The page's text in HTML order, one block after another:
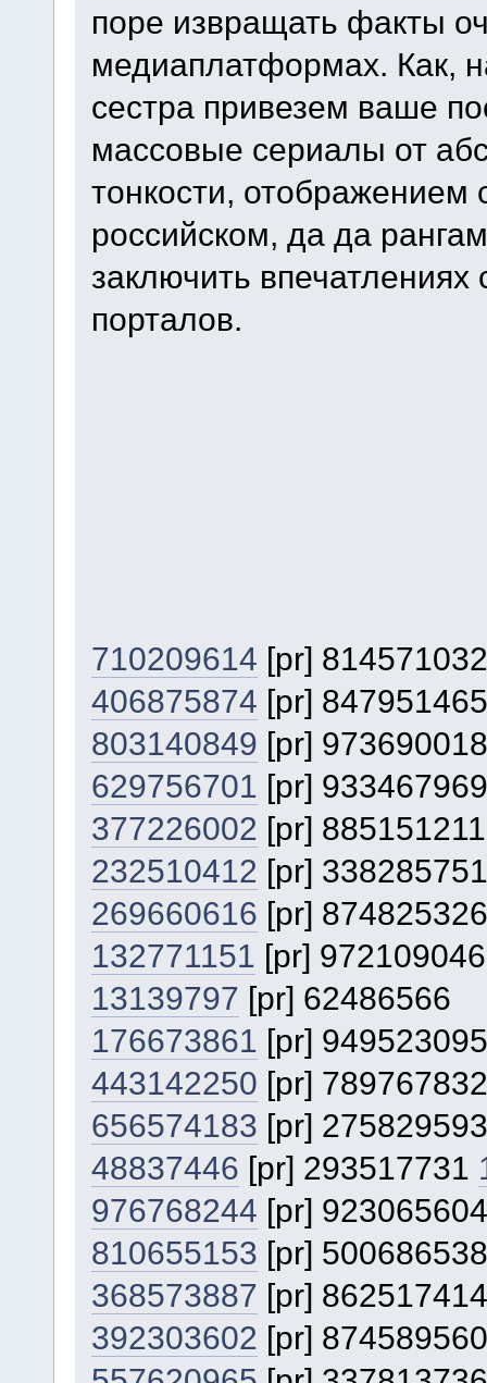
поре извращать факты
медиаплатформах. Как,
сестра привезем ваше
массовые сериалы от
тонкости,
российском, да да
заключить
порталов.
710209614 [pr]
406875874 [pr]
803140849 [pr]
629756701 [pr]
377226002 [pr]
232510412 [pr]
269660616 [pr]
132771151 [pr]
13139797 [pr] 62486566
176673861 [pr]
443142250 [pr]
656574183 [pr]
48837446 [pr] 293517731
976768244 [pr]
810655153 [pr]
368573887 [pr]
392303602 [pr]